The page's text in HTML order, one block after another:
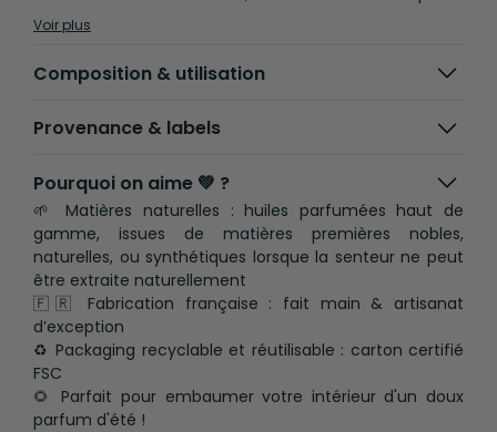
chaleureuse et vivifiante, rappelant les jardins
ensoleillés de l'Andalousie. Notre parfum d'intérieur
"Jardin Andalou" est présentée dans un élégant flacon
blanc mat, avec un bouchon en bamboo et une boîte
Voir plus
Composition & utilisation
Provenance & labels
Pourquoi on aime 💚 ?
🌱 Matières naturelles : huiles parfumées haut de
gamme, issues de matières premières nobles,
naturelles, ou synthétiques lorsque la senteur ne peut
être extraite naturellement
🇫🇷 Fabrication française : fait main & artisanat
d’exception
♻️ Packaging recyclable et réutilisable : carton certifié
FSC
🌻 Parfait pour embaumer votre intérieur d'un doux
parfum d'été !